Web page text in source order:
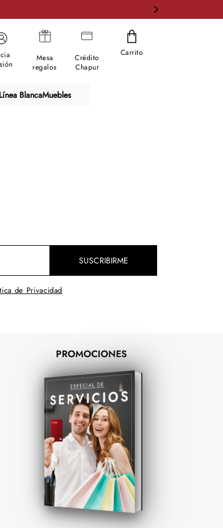
Mesa
regalos
Crédito
Chapur
Carrito
BlancaMuebles
SUSCRIBIRME
de Privacidad
PROMOCIONES